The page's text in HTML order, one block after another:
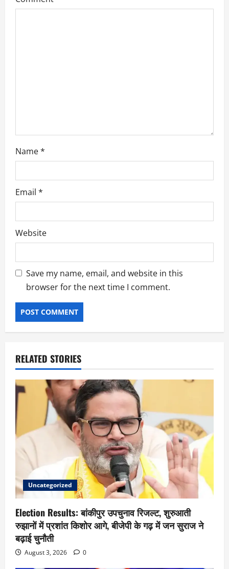
Name*
Email *
Website
Save my name, email, and website in this
browser for the next time I comment.
RELATED STORIES
Uncategorized
Election Results: बांकीपुर उपचुनाव रिजल्ट, शुरुआती
रुझानों में प्रशांत किशोर आगे, बीजेपी के गढ़ में जन सुराज ने
बढ़ाई चुनौती
August 3, 2026 0